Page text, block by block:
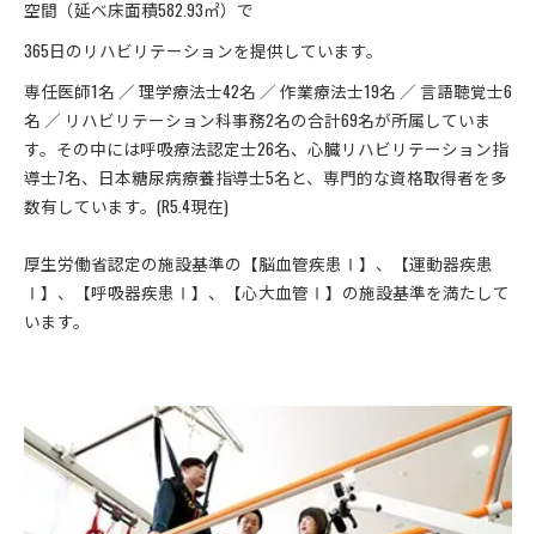
空間（延べ床面積582.93㎡）で
365日のリハビリテーションを提供しています。
専任医師1名 ／ 理学療法士42名 ／ 作業療法士19名 ／ 言語聴覚士6
名 ／ リハビリテーション科事務2名の合計69名が所属していま
す。その中には呼吸療法認定士26名、心臓リハビリテーション指
導士7名、日本糖尿病療養指導士5名と、専門的な資格取得者を多
数有しています。(R5.4現在)
厚生労働省認定の施設基準の【脳血管疾患Ⅰ】、【運動器疾患
Ⅰ】、【呼吸器疾患Ⅰ】、【心大血管Ⅰ】の施設基準を満たして
います。